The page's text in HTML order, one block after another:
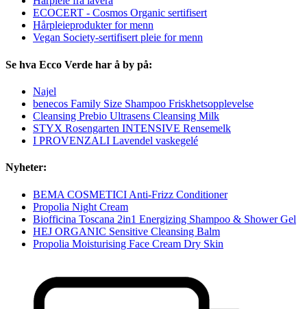
ECOCERT - Cosmos Organic sertifisert
Hårpleieprodukter for menn
Vegan Society-sertifisert pleie for menn
Se hva Ecco Verde har å by på:
Najel
benecos Family Size Shampoo Friskhetsopplevelse
Cleansing Prebio Ultrasens Cleansing Milk
STYX Rosengarten INTENSIVE Rensemelk
I PROVENZALI Lavendel vaskegelé
Nyheter:
BEMA COSMETICI Anti-Frizz Conditioner
Propolia Night Cream
Biofficina Toscana 2in1 Energizing Shampoo & Shower Gel
HEJ ORGANIC Sensitive Cleansing Balm
Propolia Moisturising Face Cream Dry Skin